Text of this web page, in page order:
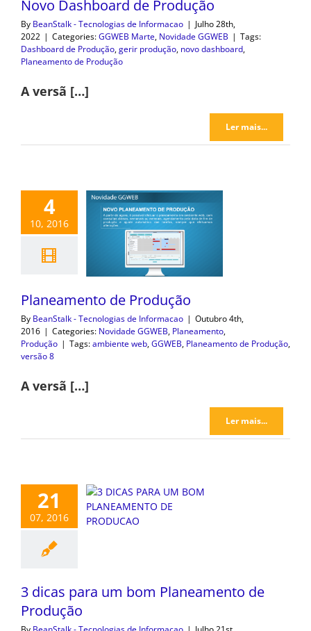
Novo Dashboard de Produção
By BeanStalk - Tecnologias de Informacao | Julho 28th,
2022 | Categories:GGWEB Marte, Novidade GGWEB | Tags:
Dashboard de Produção,gerir produção, novo dashboard,
Planeamento de Produção
A versã […]
Ler mais...
4
10, 2016
Planeamento de Produção
By BeanStalk - Tecnologias de Informacao | Outubro 4th,
2016 | Categories: Novidade GGWEB, Planeamento,
Produção | Tags:ambiente web,GGWEB, Planeamento de Produção,
versão 8
A versã […]
Ler mais...
21
07, 2016
3 dicas para um bom Planeamento de
Produção